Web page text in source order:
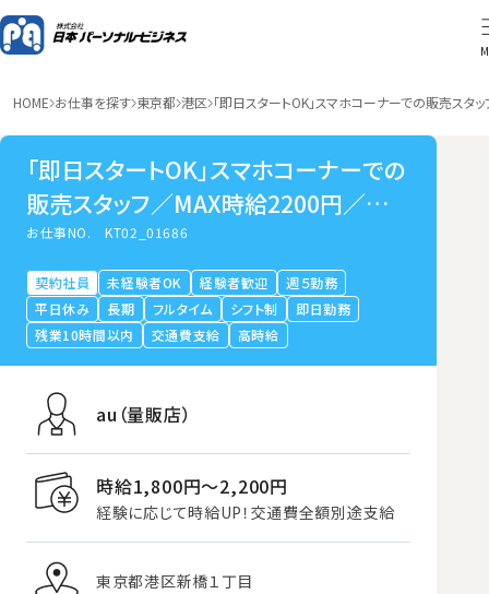
HOME お仕事を探す 東京都 港区 「即日スタートOK」スマホコーナーでの販売ス
「即日スタートOK」スマホコーナーでの
販売スタッフ／MAX時給2200円／内
幸町
お仕事NO.KT02_01686
契約社員 未経験者OK 経験者歓迎
週５勤務
平日休み
長期 フルタイム シフト制
即日勤務
残業10時間以内
交通費支給 高時給
au（量販店）
時給1,800円〜2,200円
経験に応じて時給UP！交通費全額別途支給
東京都港区新橋１丁目